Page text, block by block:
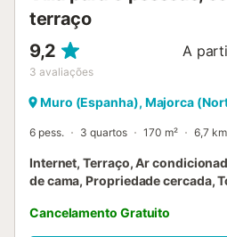
terraço
9,2
3 avaliações
A
Muro (Espanha), Majorca
6 pess. 3 quartos 170 m² 6,7
Internet, Terraço, Ar
de cama, Propriedade cercada,
Cancelamento Gratuito